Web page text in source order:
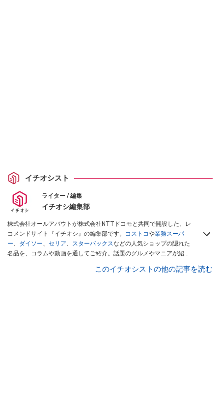
イチオシスト
ライター / 編集
イチオシ編集部
株式会社オールアバウトが株式会社NTTドコモと共同で開設した、レ
コメンドサイト『イチオシ』の編集部です。 コストコや業務スーパ
ー、 ダイソー、 セリア、 スターバックスなどの人気ショップの隠れた
名品を、コラムや動画を通してご紹介。話題のグルメやマニアが紹介
インフルエンサーが実際に使用してレビューしています。毎日トレン
このイチオシストの他の記事を読む